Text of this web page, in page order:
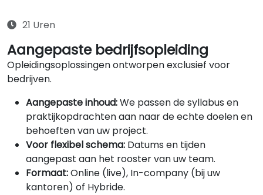
21 Uren
Aangepaste bedrijfsopleiding
Opleidingsoplossingen ontworpen exclusief voor
bedrijven.
Aangepaste inhoud:We passen de syllabus en
praktijkopdrachten aan naar de echte doelen en
behoeften van uw project.
Voor flexibel schema: Datums en tijden
aangepast aan het rooster van uw team.
Formaat:Online (live), In-company (bij uw
kantoren) of Hybride.